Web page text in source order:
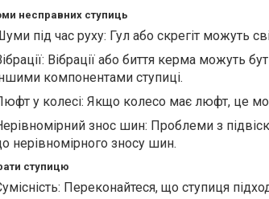
несправних ступиць
під час руху: Гул або скрегіт можуть
Вібрації або биття керма можуть
компонентами ступиці.
у колесі: Якщо колесо має люфт, це
знос шин: Проблеми з
нерівномірного зносу шин.
ступицю
Переконайтеся, що ступиця